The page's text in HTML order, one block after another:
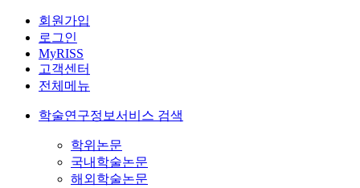
회원가입
로그인
MyRISS
고객센터
전체메뉴
학술연구정보서비스 검색
학위논문
국내학술논문
해외학술논문